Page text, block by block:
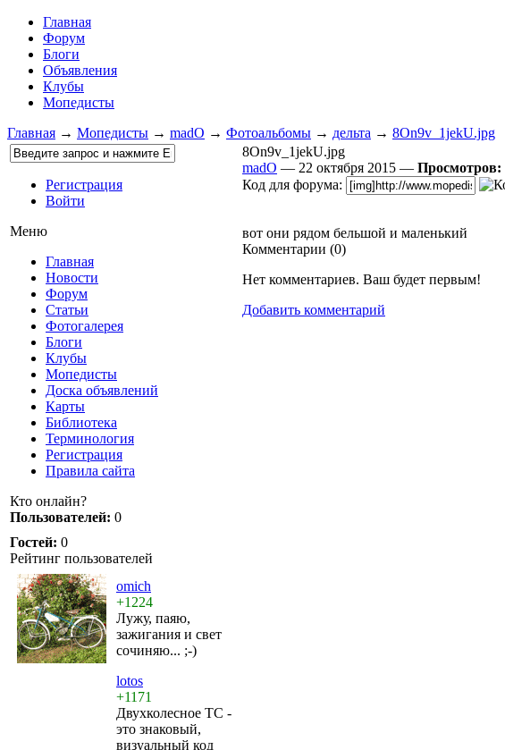
Главная
Форум
Блоги
Объявления
Клубы
Мопедисты
Главная → Мопедисты → madO → Фотоальбомы → дельта → 8On9v_1jekU.jpg
Регистрация
Войти
Меню
Главная
Новости
Форум
Статьи
Фотогалерея
Блоги
Клубы
Мопедисты
Доска объявлений
Карты
Библиотека
Терминология
Регистрация
Правила сайта
Кто онлайн?
Пользователей: 0
Гостей: 0
Рейтинг пользователей
omich
+1224
Лужу, паяю,
зажигания и свет
сочиняю... ;-)
lotos
+1171
Двухколесное ТС -
это знаковый,
визуальный код
8On9v_1jekU.jpg
madO — 22 октября 2015 — Просмотров:
Код для форума:
вот они рядом бельшой и маленький
Комментарии (0)
Нет комментариев. Ваш будет первым!
Добавить комментарий